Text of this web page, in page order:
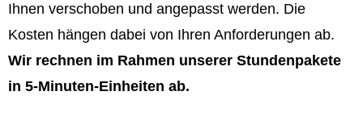
Ihnen verschoben und angepasst werden. Die
Kosten hängen dabei von Ihren Anforderungen ab.
Wir rechnen im Rahmen unserer Stundenpakete
in 5-Minuten-Einheiten ab.